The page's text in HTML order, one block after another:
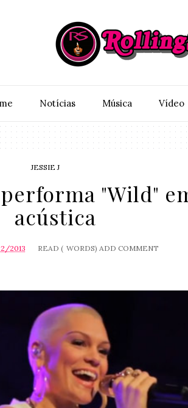
Notí­cias Música Vídeo
JESSIE J
"Wild"
acústica
2013 READ ( WORDS) ADD COMMENT